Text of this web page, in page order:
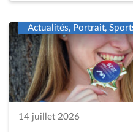
Actualités, Portrait,
14 juillet 2026